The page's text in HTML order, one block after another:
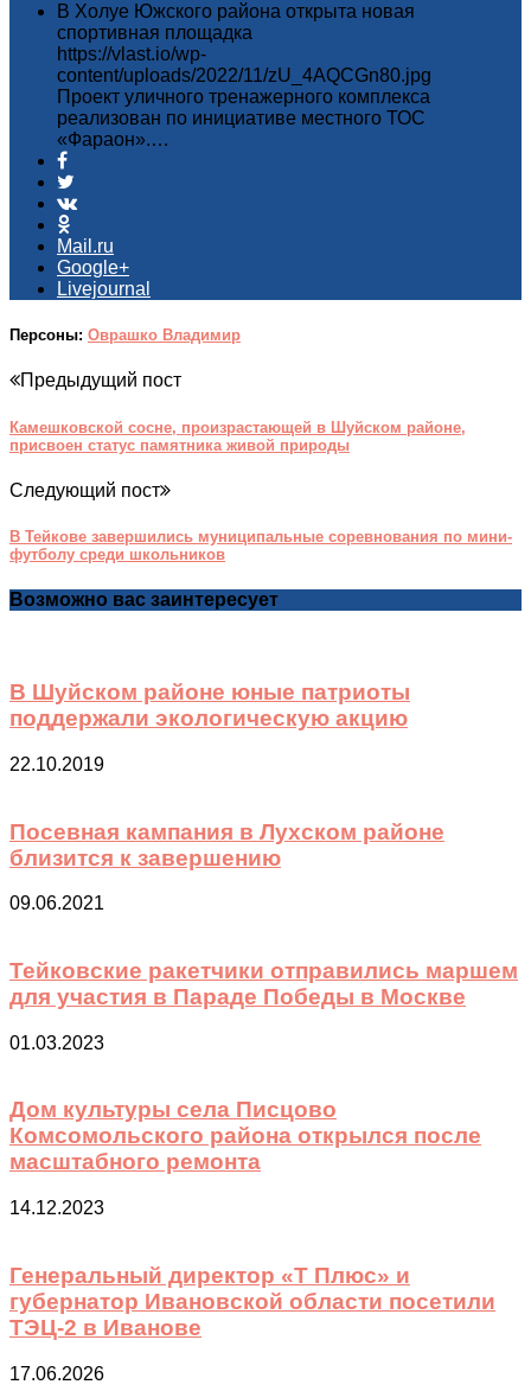
В Холуе Южского района открыта новая
спортивная площадка
https://vlast.io/wp-
content/uploads/2022/11/zU_4AQCGn80.jpg
Проект уличного тренажерного комплекса
реализован по инициативе местного ТОС
«Фараон».…
Mail.ru
Google+
Livejournal
Персоны: Оврашко Владимир
Предыдущий пост
Камешковской сосне, произрастающей в Шуйском районе,
присвоен статус памятника живой природы
Следующий пост
В Тейкове завершились муниципальные соревнования по мини-
футболу среди школьников
Возможно вас заинтересует
В Шуйском районе юные патриоты
поддержали экологическую акцию
22.10.2019
Посевная кампания в Лухском районе
близится к завершению
09.06.2021
Тейковские ракетчики отправились маршем
для участия в Параде Победы в Москве
01.03.2023
Дом культуры села Писцово
Комсомольского района открылся после
масштабного ремонта
14.12.2023
Генеральный директор «Т Плюс» и
губернатор Ивановской области посетили
ТЭЦ-2 в Иванове
17.06.2026